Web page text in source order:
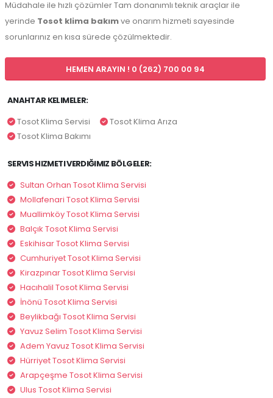
Müdahale ile hızlı çözümler Tam donanımlı teknik araçlar ile
yerinde Tosot klima bakımve onarım hizmeti sayesinde
sorunlarınız en kısa sürede çözülmektedir.
HEMEN ARAYIN ! 0 (262) 700 00 94
ANAHTAR KELIMELER:
Tosot Klima Servisi
Tosot Klima Arıza
Tosot Klima Bakımı
SERVIS HIZMETI VERDIĞIMIZ BÖLGELER:
Sultan Orhan Tosot Klima Servisi
Mollafenari Tosot Klima Servisi
Muallimköy Tosot Klima Servisi
Balçık Tosot Klima Servisi
Eskihisar Tosot Klima Servisi
Cumhuriyet Tosot Klima Servisi
Kirazpınar Tosot Klima Servisi
Hacıhalil Tosot Klima Servisi
İnönü Tosot Klima Servisi
Beylikbağı Tosot Klima Servisi
Yavuz Selim Tosot Klima Servisi
Adem Yavuz Tosot Klima Servisi
Hürriyet Tosot Klima Servisi
Arapçeşme Tosot Klima Servisi
Ulus Tosot Klima Servisi